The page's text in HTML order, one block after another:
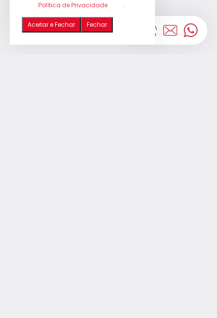
Política de Privacidade
.
Aceitar e Fechar Fechar